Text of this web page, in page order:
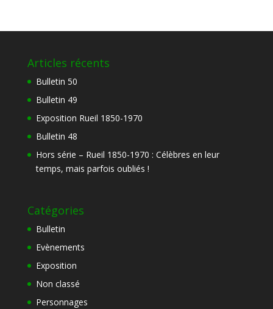
Articles récents
Bulletin 50
Bulletin 49
Exposition Rueil 1850-1970
Bulletin 48
Hors série – Rueil 1850-1970 : Célèbres en leur
temps, mais parfois oubliés !
Catégories
Bulletin
Evènements
Exposition
Non classé
Personnages